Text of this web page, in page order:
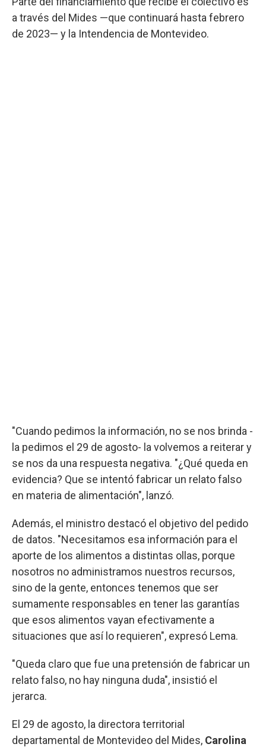
a través del Mides —que continuará hasta febrero
de 2023— y la Intendencia de Montevideo.
"Cuando pedimos la información, no se nos brinda -
la pedimos el 29 de agosto- la volvemos a reiterar y
se nos da una respuesta negativa. "¿Qué queda en
evidencia? Que se intentó fabricar un relato falso
en materia de alimentación", lanzó.
Además, el ministro destacó el objetivo del pedido
de datos. "Necesitamos esa información para el
aporte de los alimentos a distintas ollas, porque
nosotros no administramos nuestros recursos,
sino de la gente, entonces tenemos que ser
sumamente responsables en tener las garantías
que esos alimentos vayan efectivamente a
situaciones que así lo requieren", expresó Lema.
"Queda claro que fue una pretensión de fabricar un
relato falso, no hay ninguna duda", insistió el
jerarca.
El 29 de agosto, la directora territorial
departamental de Montevideo del Mides, Carolina